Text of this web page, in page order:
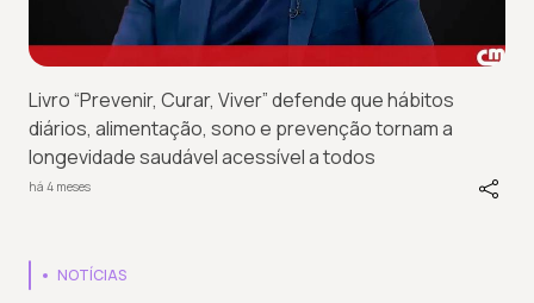
Livro “Prevenir, Curar, Viver” defende que hábitos
diários, alimentação, sono e prevenção tornam a
longevidade saudável acessível a todos
há 4 meses
NOTÍCIAS